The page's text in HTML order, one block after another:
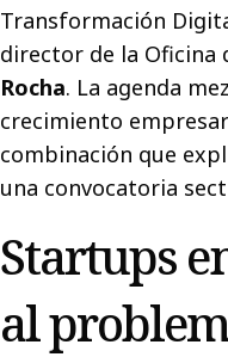
Transformación
director de la Oficina
Rocha. La agenda
crecimiento
combinación que
una convocatoria
Startups
al